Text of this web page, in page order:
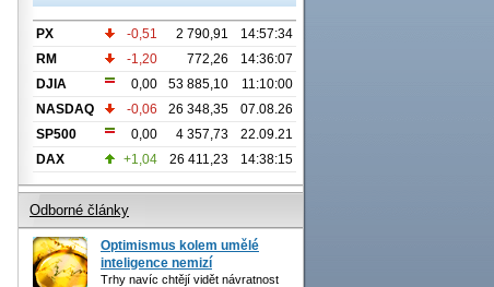
PX -0,51 2 790,91
14:57:34
RM
-1,20 772,26
14:36:07
DJIA
0,00 53 885,10
11:10:00
NASDAQ
-0,06 26 348,35
07.08.26
SP500
0,00 4 357,73
22.09.21
DAX
+1,04 26 411,23 14:38:15
Odborné články
Optimismus kolem umělé
inteligence nemizí
Trhy navíc chtějí vidět návratnost